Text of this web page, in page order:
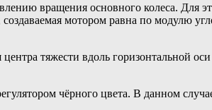
вращения основного колеса. Для
мотором равна по модулю
тяжести вдоль горизонтальной
чёрного цвета. В данном